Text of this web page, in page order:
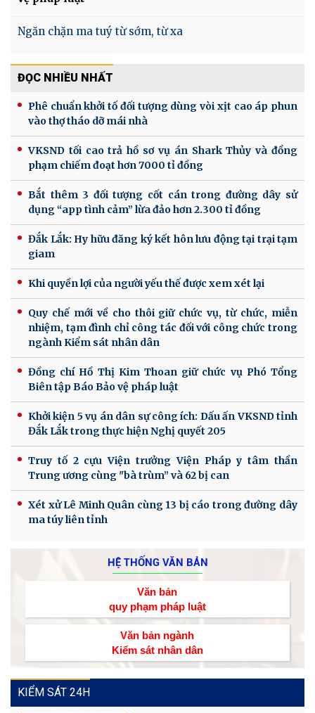
Ngăn chặn ma tuý từ sớm, từ xa
ĐỌC NHIỀU NHẤT
Phê chuẩn khởi tố đối tượng dùng vòi xịt cao áp phun
vào thợ tháo dỡ mái nhà
VKSND tối cao trả hồ sơ vụ án Shark Thủy và đồng
phạm chiếm đoạt hơn 7000 tỉ đồng
Bắt thêm 3 đối tượng cốt cán trong đường dây sử
dụng “app tình cảm” lừa đảo hơn 2.300 tỉ đồng
Đắk Lắk: Hy hữu đăng ký kết hôn lưu động tại trại tạm
giam
Khi quyền lợi của người yếu thế được xem xét lại
Quy chế mới về cho thôi giữ chức vụ, từ chức, miễn
nhiệm, tạm đình chỉ công tác đối với công chức trong
ngành Kiểm sát nhân dân
Đồng chí Hồ Thị Kim Thoan giữ chức vụ Phó Tổng
Biên tập Báo Bảo vệ pháp luật
Khởi kiện 5 vụ án dân sự công ích: Dấu ấn VKSND tỉnh
Đắk Lắk trong thực hiện Nghị quyết 205
Truy tố 2 cựu Viện trưởng Viện Pháp y tâm thần
Trung ương cùng "bà trùm” và 62 bị can
Xét xử Lê Minh Quân cùng 13 bị cáo trong đường dây
ma túy liên tỉnh
HỆ THỐNG VĂN BẢN
Văn bản
quy phạm pháp luật
Văn bản ngành
Kiểm sát nhân dân
KIỂM SÁT 24H